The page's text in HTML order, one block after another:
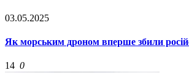
03.05.2025
Як морським дроном вперше збили
14 0